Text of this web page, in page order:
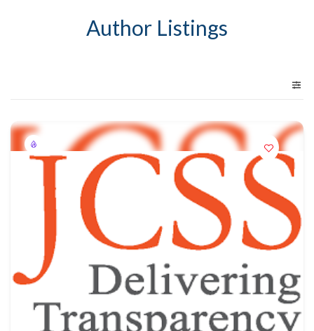
Author Listings